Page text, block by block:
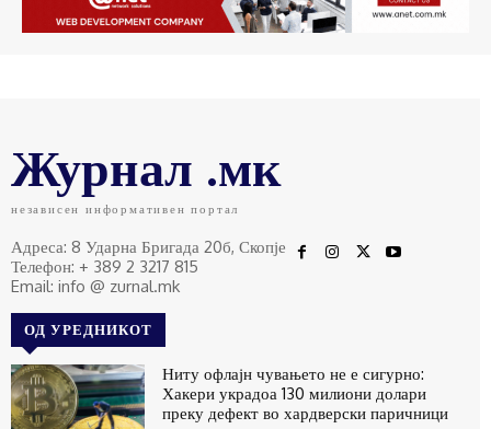
Журнал .мк
независен информативен портал
Адреса: 8 Ударна Бригада 20б, Скопје
Телефон: + 389 2 3217 815
Email: info @ zurnal.mk
ОД УРЕДНИКОТ
Ниту офлајн чувањето не е сигурно:
Хакери украдоа 130 милиони долари
преку дефект во хардверски паричници